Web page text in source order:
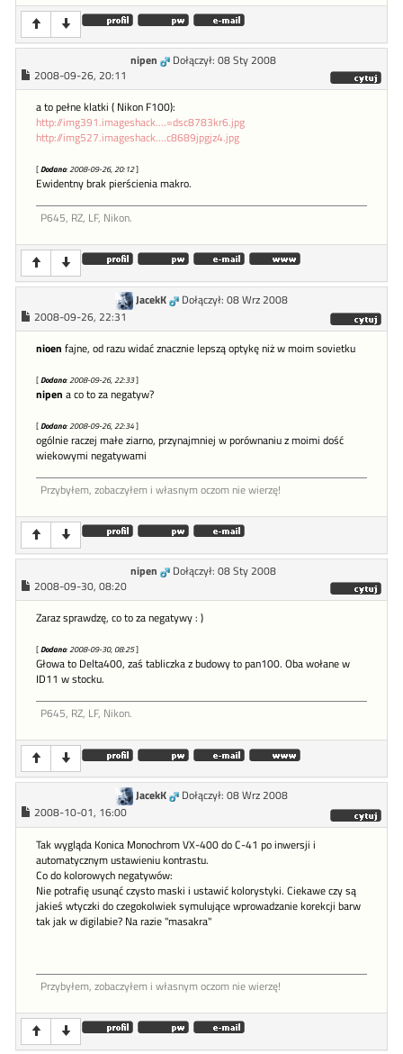
nipen
Dołączył: 08 Sty 2008
2008-09-26, 20:11
a to pełne klatki ( Nikon F100):
http://img391.imageshack....=dsc8783kr6.jpg
http://img527.imageshack....c8689jpgjz4.jpg
[Dodano: 2008-09-26, 20:12]
Ewidentny brak pierścienia makro.
P645, RZ, LF, Nikon.
JacekK
Dołączył: 08 Wrz 2008
2008-09-26, 22:31
nioen fajne, od razu widać znacznie lepszą optykę niż w moim sovietku
[Dodano: 2008-09-26, 22:33]
nipen a co to za negatyw?
[Dodano: 2008-09-26, 22:34]
ogólnie raczej małe ziarno, przynajmniej w porównaniu z moimi dość
wiekowymi negatywami
Przybyłem, zobaczyłem i własnym oczom nie wierzę!
nipen
Dołączył: 08 Sty 2008
2008-09-30, 08:20
Zaraz sprawdzę, co to za negatywy : )
[Dodano: 2008-09-30, 08:25]
Głowa to Delta400, zaś tabliczka z budowy to pan100. Oba wołane w
ID11 w stocku.
P645, RZ, LF, Nikon.
JacekK
Dołączył: 08 Wrz 2008
2008-10-01, 16:00
Tak wygląda Konica Monochrom VX-400 do C-41 po inwersji i
automatycznym ustawieniu kontrastu.
Co do kolorowych negatywów:
Nie potrafię usunąć czysto maski i ustawić kolorystyki. Ciekawe czy są
jakieś wtyczki do czegokolwiek symulujące wprowadzanie korekcji barw
tak jak w digilabie? Na razie "masakra"
Przybyłem, zobaczyłem i własnym oczom nie wierzę!